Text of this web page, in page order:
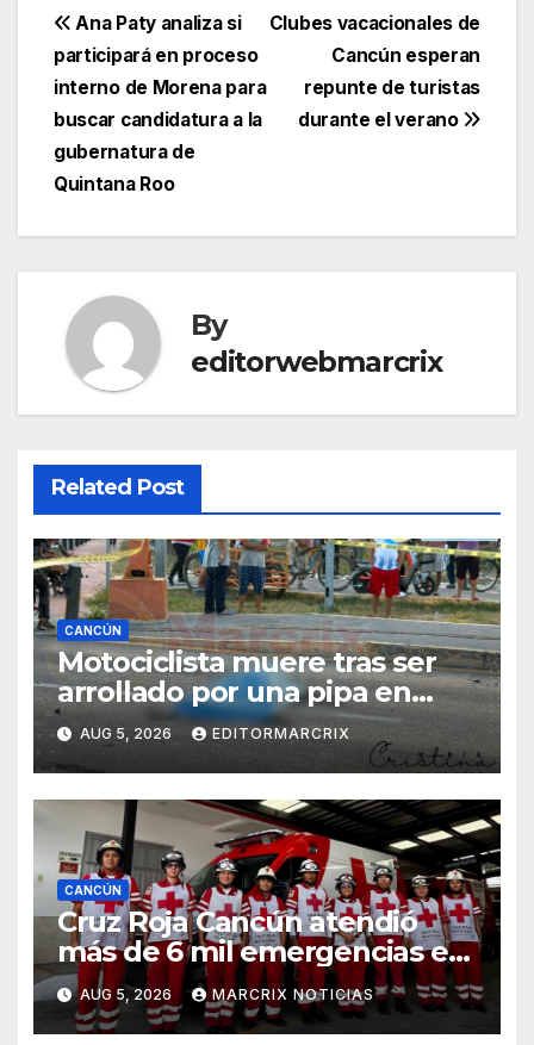
Post
navigation
Clubes vacacionales de
Cancún esperan
repunte de turistas
durante el verano
Ana Paty analiza si
participará en proceso
interno de Morena para
buscar candidatura a la
gubernatura de
Quintana Roo
By
editorwebmarcrix
Related Post
CANCÚN
Motociclista muere tras ser
arrollado por una pipa en
Cancún
AUG 5, 2026 EDITORMARCRIX
CANCÚN
Cruz Roja Cancún atendió
más de 6 mil emergencias en
los primeros 7 meses de 2026
AUG 5, 2026 MARCRIX NOTICIAS